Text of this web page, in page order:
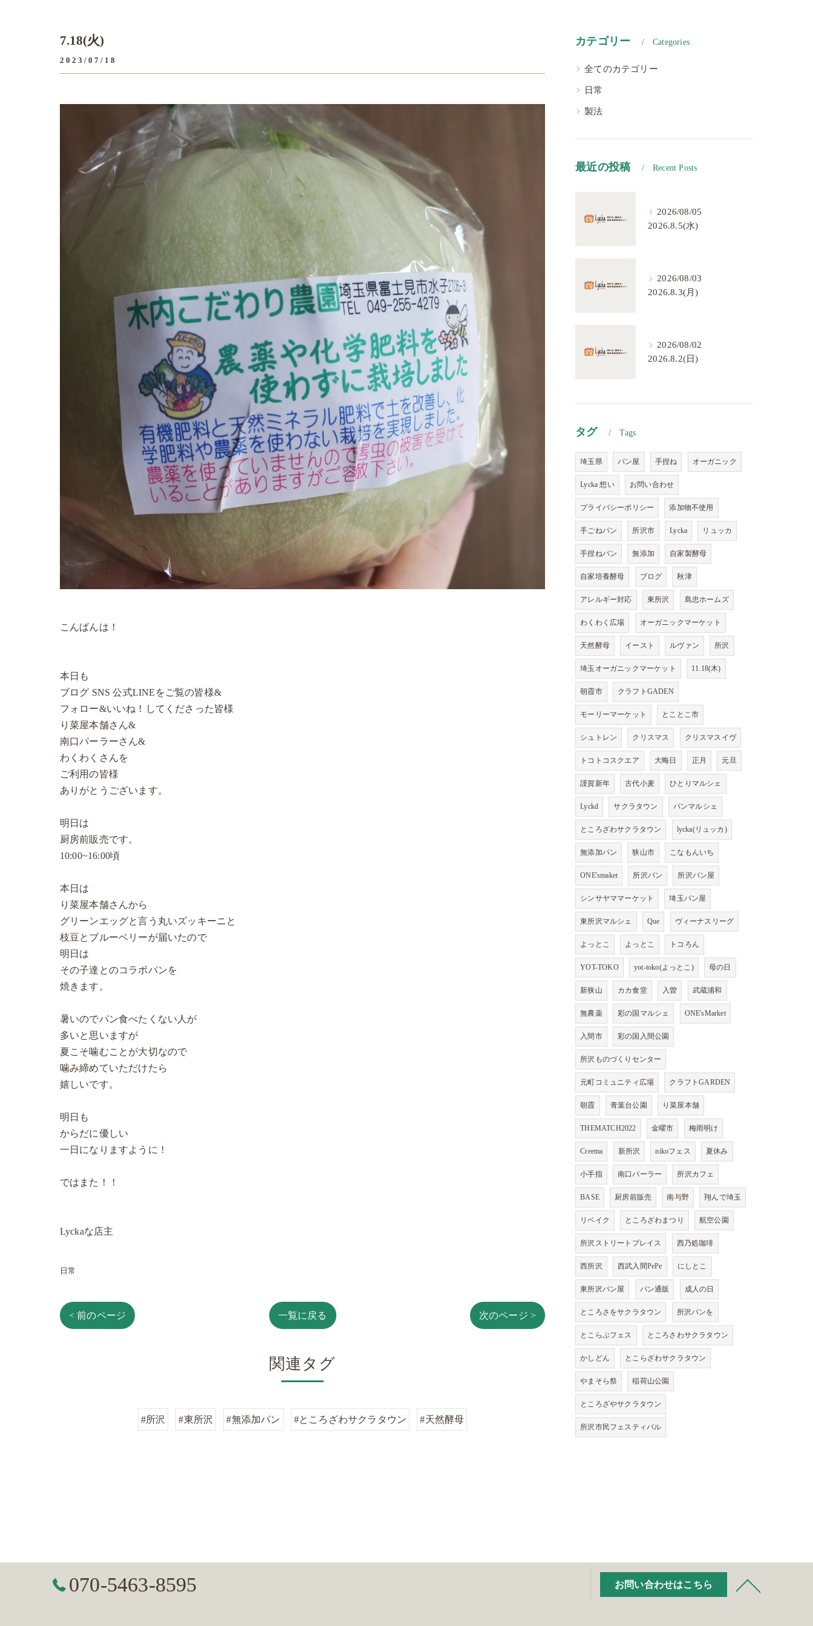
7.18(火)
2023/07/18
こんばんは！
本日も
ブログ SNS 公式LINEをご覧の皆様&
フォロー&いいね！してくださった皆様
り菜屋本舗さん&
南口パーラーさん&
わくわくさんを
ご利用の皆様
ありがとうございます。
明日は
厨房前販売です。
10:00~16:00頃
本日は
り菜屋本舗さんから
グリーンエッグと言う丸いズッキーニと
枝豆とブルーベリーが届いたので
明日は
その子達とのコラボパンを
焼きます。
暑いのでパン食べたくない人が
多いと思いますが
夏こそ噛むことが大切なので
噛み締めていただけたら
嬉しいです。
明日も
からだに優しい
一日になりますように！
ではまた！！
Lyckaな店主
日常
< 前のページ 一覧に戻る 次のページ >
関連タグ
#所沢 #東所沢 #無添加パン #ところざわサクラタウン #天然酵母
カテゴリー Categories
全てのカテゴリー
日常
製法
最近の投稿 Recent Posts
2026/08/05
2026.8.5(水)
2026/08/03
2026.8.3(月)
2026/08/02
2026.8.2(日)
タグ Tags
埼玉県 パン屋 手捏ね オーガニック
Lycka 想い お問い合わせ
プライバシーポリシー 添加物不使用
手ごねパン 所沢市 Lycka リュッカ
手捏ねパン 無添加 自家製酵母
自家培養酵母 ブログ 秋津
アレルギー対応 東所沢 島忠ホームズ
わくわく広場 オーガニックマーケット
天然酵母 イースト ルヴァン 所沢
埼玉オーガニックマーケット 11.18(木)
朝霞市 クラフトGADEN
モーリーマーケット とことこ市
シュトレン クリスマス クリスマスイヴ
トコトコスクエア 大晦日 正月 元旦
謹賀新年 古代小麦 ひとりマルシェ
Lyckd サクラタウン パンマルシェ
ところざわサクラタウン lycka(リュッカ)
無添加パン 狭山市 こなもんいち
ONE'smaket 所沢パン 所沢パン屋
シンサヤママーケット 埼玉パン屋
東所沢マルシェ Que ヴィーナスリーグ
よっとこ よっとこ トコろん
YOT-TOKO yot-toko(よっとこ) 母の日
新狭山 カカ食堂 入曽 武蔵浦和
無農薬 彩の国マルシェ ONE'sMarket
入間市 彩の国入間公園
所沢ものづくりセンター
元町コミュニティ広場 クラフトGARDEN
朝霞 青葉台公園 り菜屋本舗
THEMATCH2022 金曜市 梅雨明け
Creema 新所沢 nikoフェス 夏休み
小手指 南口パーラー 所沢カフェ
BASE 厨房前販売 南与野 翔んで埼玉
リベイク ところざわまつり 航空公園
所沢ストリートプレイス 西乃処珈琲
西所沢 西武入間PePe にしとこ
東所沢パン屋 パン通販 成人の日
ところさをサクラタウン 所沢パンを
とこらぶフェス ところさわサクラタウン
かしどん とこらざわサクラタウン
やまそら祭 稲荷山公園
ところざやサクラタウン
所沢市民フェスティバル
070-5463-8595 お問い合わせはこちら